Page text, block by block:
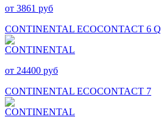
от 3861 руб
CONTINENTAL ECOCONTACT 6 Q
от 24400 руб
CONTINENTAL ECOCONTACT 7